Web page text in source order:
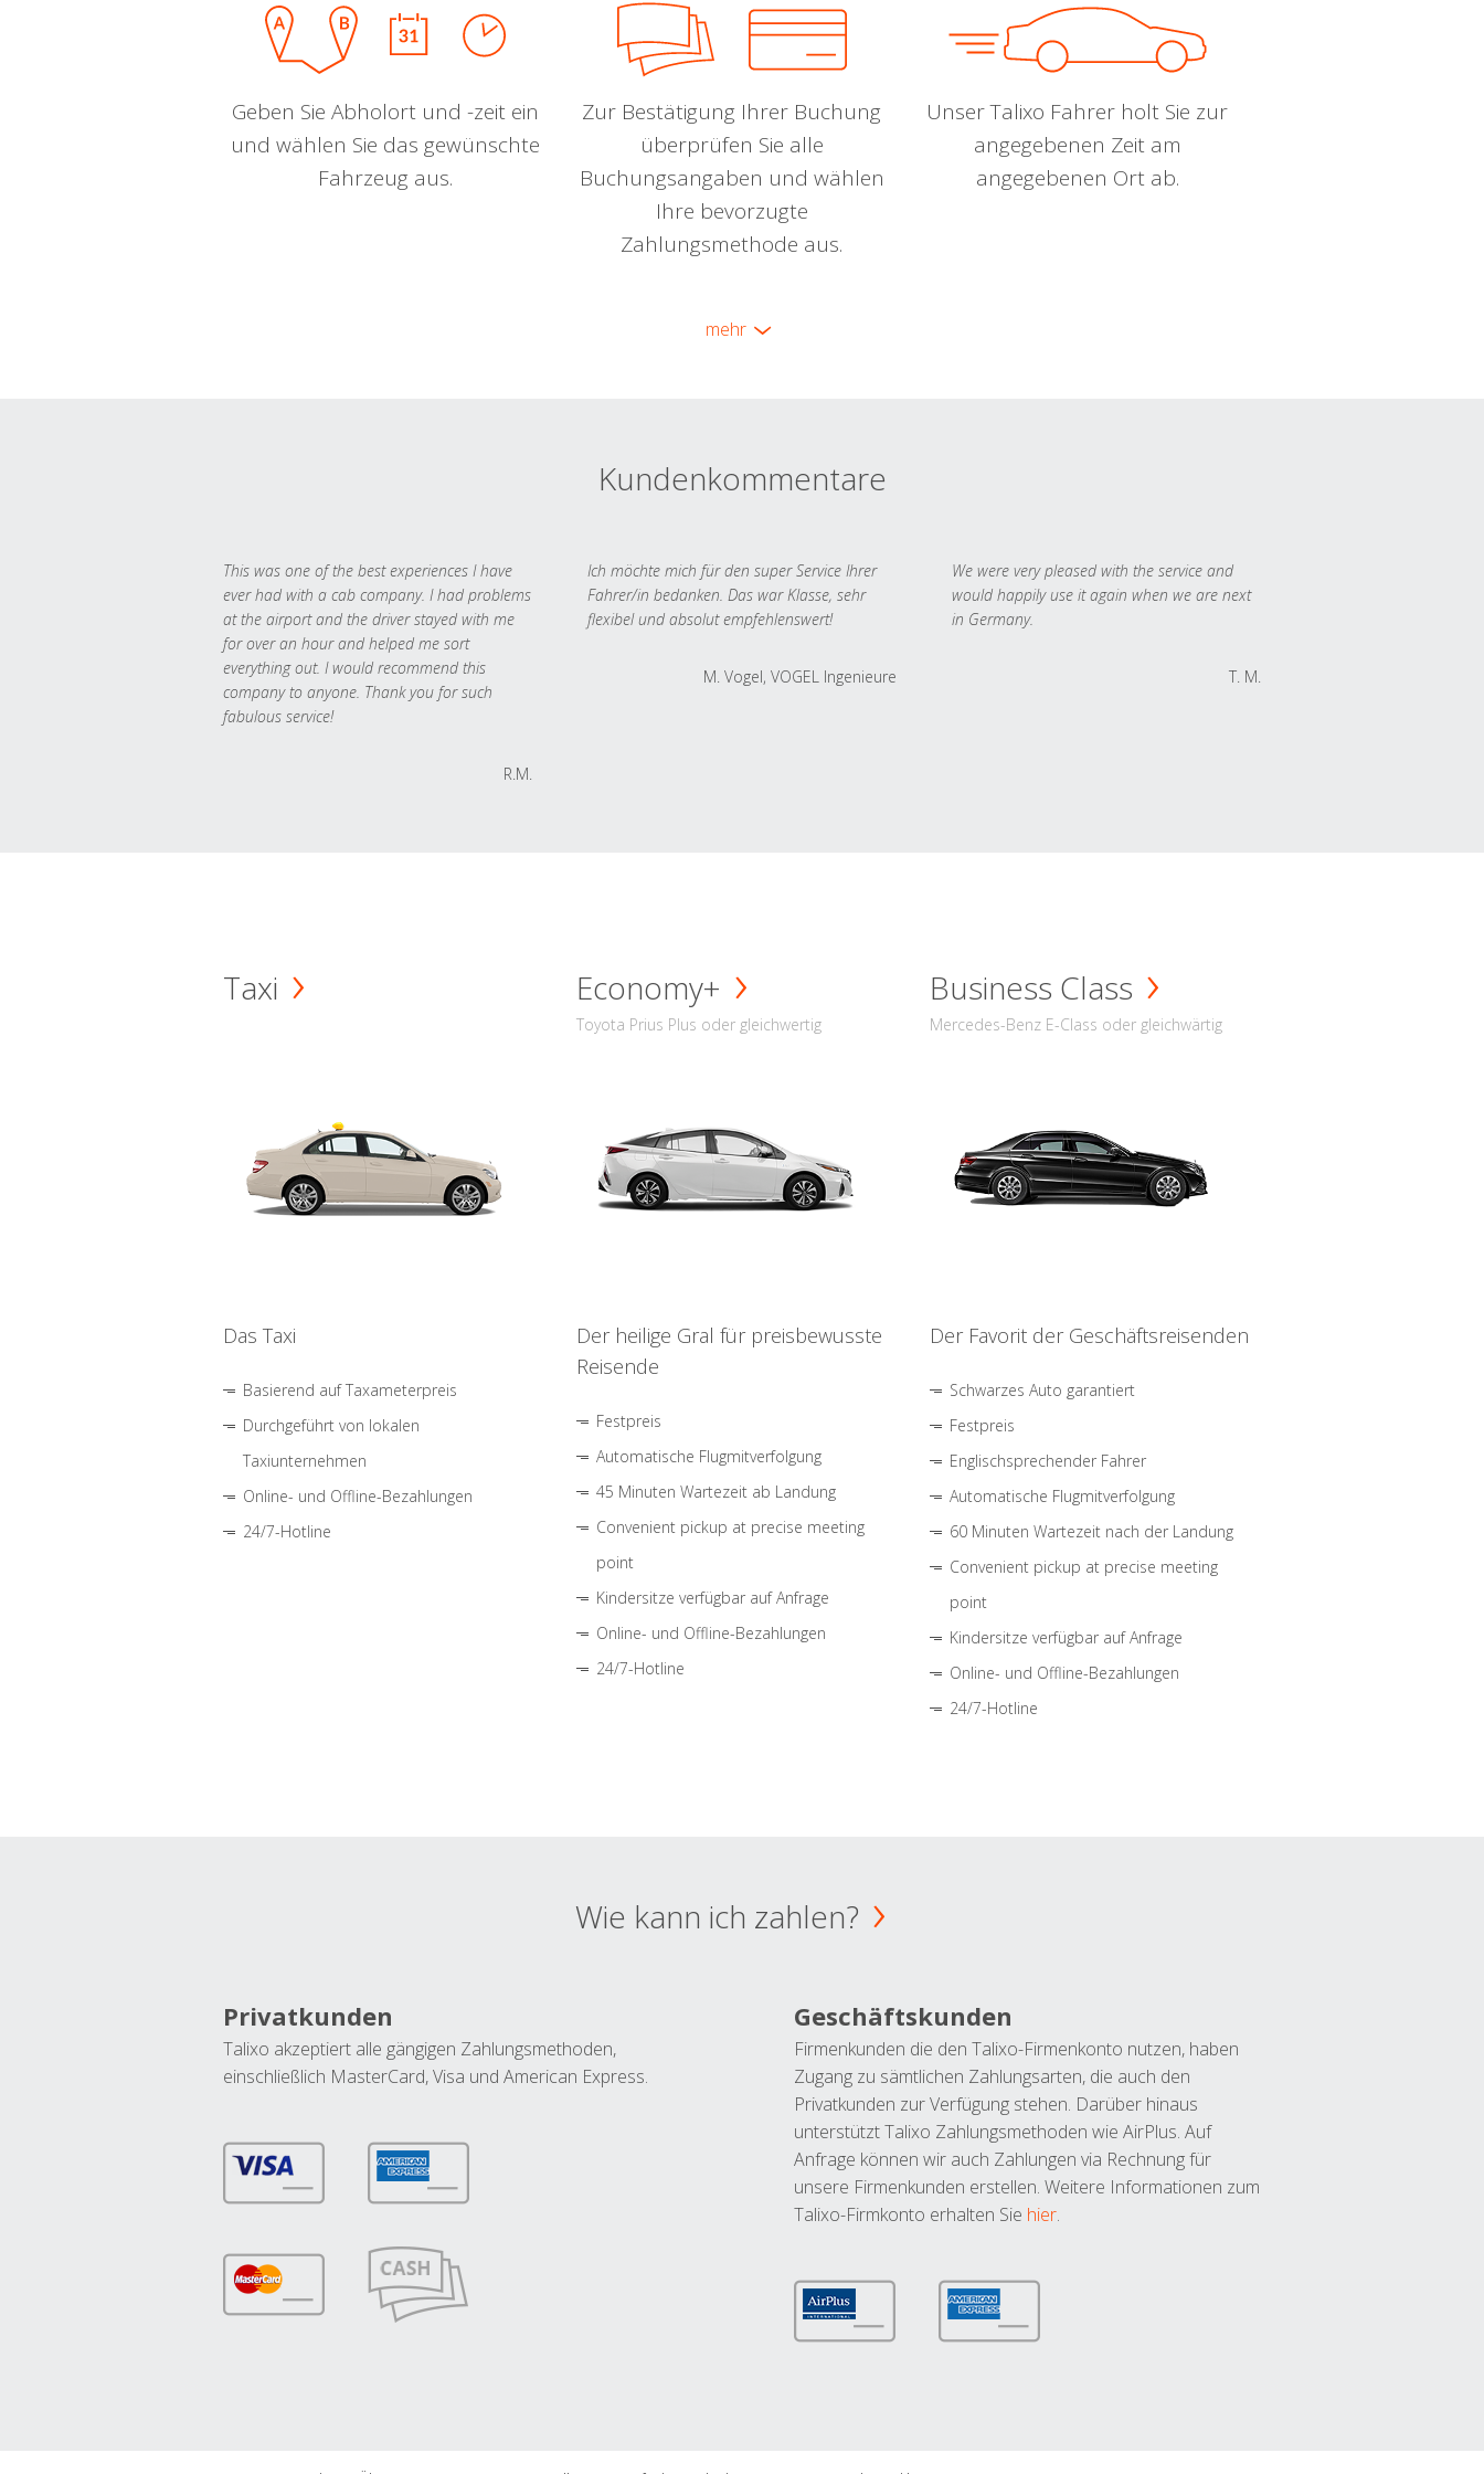
Geben Sie Abholort und -zeit ein
und wählen Sie das gewünschte
Fahrzeug aus.
Zur Bestätigung Ihrer Buchung
überprüfen Sie alle
Buchungsangaben und wählen
Ihre bevorzugte
Zahlungsmethode aus.
Unser Talixo Fahrer holt Sie zur
angegebenen Zeit am
angegebenen Ort ab.
mehr
Kundenkommentare
This was one of the best experiences I have
ever had with a cab company. I had problems
at the airport and the driver stayed with me
for over an hour and helped me sort
everything out. I would recommend this
company to anyone. Thank you for such
fabulous service!
R.M.
Ich möchte mich für den super Service Ihrer
Fahrer/in bedanken. Das war Klasse, sehr
flexibel und absolut empfehlenswert!
M. Vogel, VOGEL Ingenieure
We were very pleased with the service and
would happily use it again when we are next
in Germany.
T. M.
Taxi
Das Taxi
Basierend auf Taxameterpreis
Durchgeführt von lokalen
Taxiunternehmen
Online- und Offline-Bezahlungen
24/7-Hotline
Economy+
Toyota Prius Plus oder gleichwertig
Der heilige Gral für preisbewusste
Reisende
Festpreis
Automatische Flugmitverfolgung
45 Minuten Wartezeit ab Landung
Convenient pickup at precise meeting
point
Kindersitze verfügbar auf Anfrage
Online- und Offline-Bezahlungen
24/7-Hotline
Business Class
Mercedes-Benz E-Class oder gleichwärtig
Der Favorit der Geschäftsreisenden
Schwarzes Auto garantiert
Festpreis
Englischsprechender Fahrer
Automatische Flugmitverfolgung
60 Minuten Wartezeit nach der Landung
Convenient pickup at precise meeting
point
Kindersitze verfügbar auf Anfrage
Online- und Offline-Bezahlungen
24/7-Hotline
Wie kann ich zahlen?
Privatkunden
Talixo akzeptiert alle gängigen Zahlungsmethoden,
einschließlich MasterCard, Visa und American Express.
Geschäftskunden
Firmenkunden die den Talixo-Firmenkonto nutzen, haben
Zugang zu sämtlichen Zahlungsarten, die auch den
Privatkunden zur Verfügung stehen. Darüber hinaus
unterstützt Talixo Zahlungsmethoden wie AirPlus. Auf
Anfrage können wir auch Zahlungen via Rechnung für
unsere Firmenkunden erstellen. Weitere Informationen zum
Talixo-Firmkonto erhalten Sie hier.